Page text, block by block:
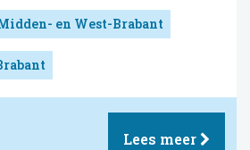
en West-Brabant
Lees meer